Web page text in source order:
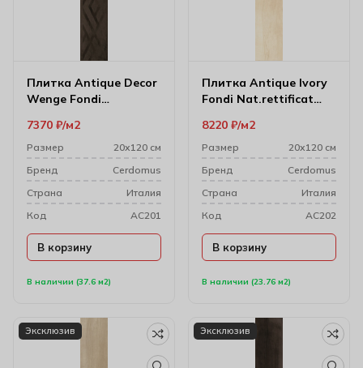
Плитка Antique Decor
Wenge Fondi
см 7307
В наличии (37.6 м2)
7370 ₽ м2
Размер
20х120 см
Бренд
Cerdomus
Cтрана
Италия
Код
AC201
В корзину
Плитка Antique Ivory
Fondi Nat.rettificat
В наличии (23.76 м2)
8220 ₽ м2
Размер
20х120 см
Бренд
Cerdomus
Cтрана
Италия
Код
AC202
В корзину
Эксклюзив Эксклюзив